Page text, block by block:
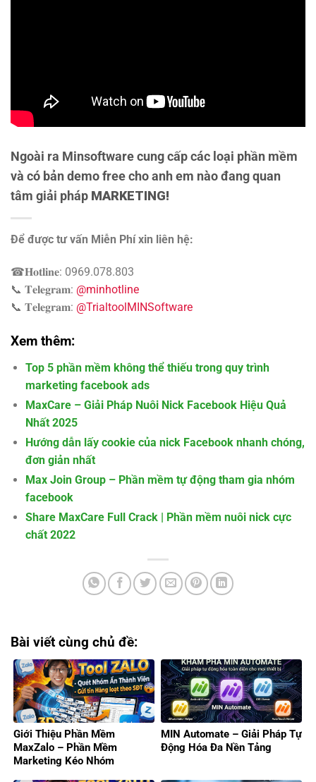
Ngoài ra Minsoftware cung cấp các loại phần mềm
và có bản demo free cho anh em nào đang quan
tâm giải pháp MARKETING!
Để được tư vấn Miễn Phí xin liên hệ:
☎𝐇𝐨𝐭𝐥𝐢𝐧𝐞: 0969.078.803
📞 𝐓𝐞𝐥𝐞𝐠𝐫𝐚𝐦: @minhotline
📞 𝐓𝐞𝐥𝐞𝐠𝐫𝐚𝐦: @TrialtoolMINSoftware
Xem thêm:
Top 5 phần mềm không thể thiếu trong quy trình
marketing facebook ads
MaxCare – Giải Pháp Nuôi Nick Facebook Hiệu Quả
Nhất 2025
Hướng dẫn lấy cookie của nick Facebook nhanh chóng,
đơn giản nhất
Max Join Group – Phần mềm tự động tham gia nhóm
facebook
Share MaxCare Full Crack | Phần mềm nuôi nick cực
chất 2022
Bài viết cùng chủ đề:
Giới Thiệu Phần Mềm
MaxZalo – Phần Mềm
Marketing Kéo Nhóm
MIN Automate – Giải Pháp Tự
Động Hóa Đa Nền Tảng